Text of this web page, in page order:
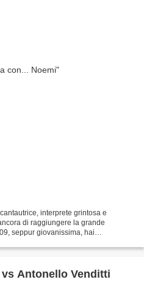
interprete grintosa e
di raggiungere la grande
seppur giovanissima, hai
Antonello Venditti